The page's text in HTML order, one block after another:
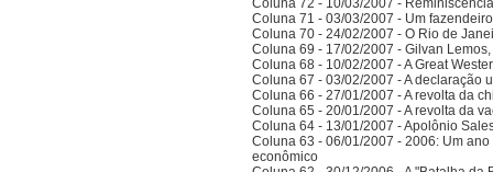
Coluna 72 - 10/03/2007 -
Coluna 71 - 03/03/2007 - Um
Coluna 70 - 24/02/2007 - O Rio de
Coluna 69 - 17/02/2007 - Gilvan
Coluna 68 - 10/02/2007 - A Great
Coluna 67 - 03/02/2007 - A declaração
Coluna 66 - 27/01/2007 - A revolta da
Coluna 65 - 20/01/2007 - A revolta da
Coluna 64 - 13/01/2007 - Apolônio
Coluna 63 - 06/01/2007 - 2006: Um
econômico